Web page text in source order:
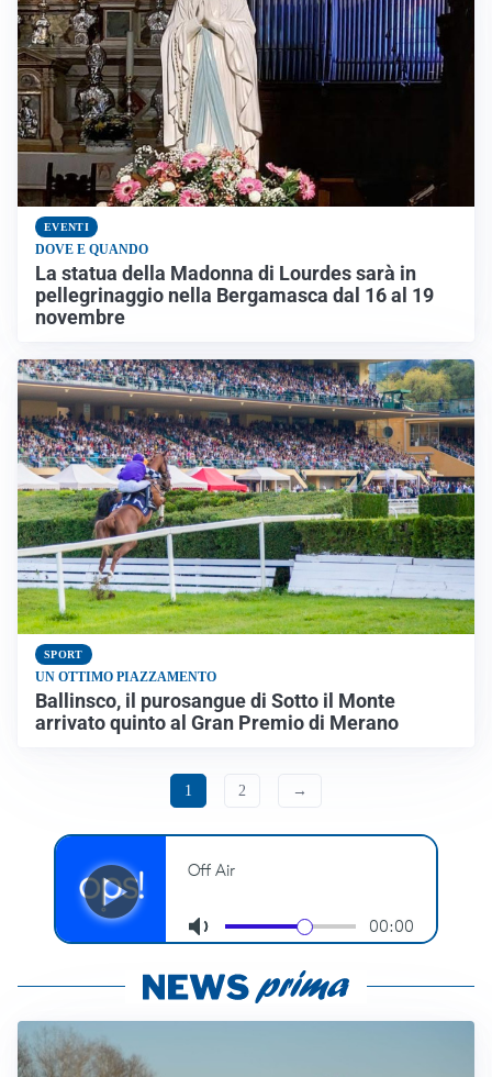
EVENTI
DOVE E QUANDO
La statua della Madonna di Lourdes sarà in
pellegrinaggio nella Bergamasca dal 16 al 19
novembre
SPORT
UN OTTIMO PIAZZAMENTO
Ballinsco, il purosangue di Sotto il Monte
arrivato quinto al Gran Premio di Merano
1 2 →